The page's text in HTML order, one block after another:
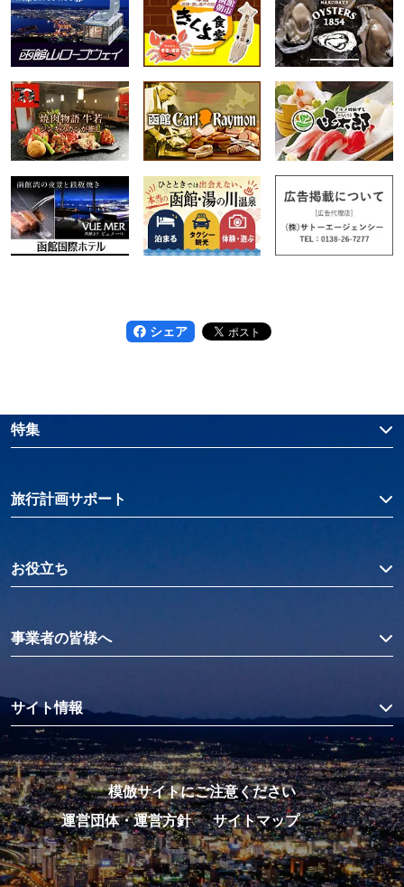
シェア
特集
旅行計画サポート
お役立ち
事業者の皆様へ
サイト情報
模倣サイトにご注意ください
運営団体・運営方針
サイトマップ